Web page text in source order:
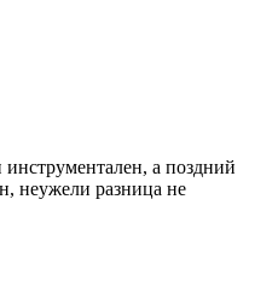
а поздний
неужели разница не